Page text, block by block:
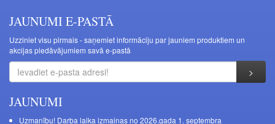
JAUNUMI E-PASTĀ
Uzziniet visu pirmais - saņemiet informāciju par jauniem produktiem un
akcijas piedāvājumiem savā e-pastā
JAUNUMI
Uzmanību! Darba laika izmaiņas no 2026.gada 1. septembra